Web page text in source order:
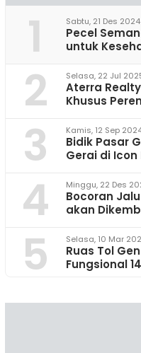
1 Sabtu, 21 Des
Pecel
untuk
2 Selasa, 22 Jul
Aterra
Khusus
3 Kamis, 12 Sep
Bidik Pasar
Gerai di Icon
4 Minggu, 22 Des
Bocoran
akan
5 Selasa, 10 Mar
Ruas Tol
Fungsional